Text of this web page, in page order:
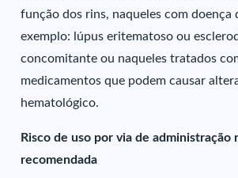
função dos rins, naqueles com doença
exemplo: lúpus eritematoso ou
concomitante ou naqueles tratados
medicamentos que podem causar
hematológico.
Risco de uso por via de administração
recomendada